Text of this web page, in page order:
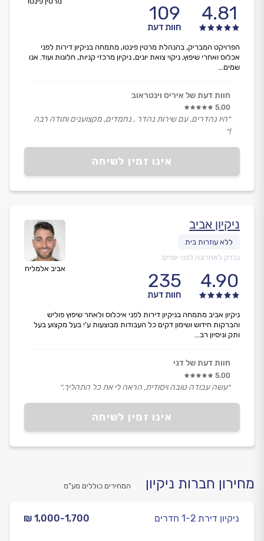
4.81
109
חוות דעת
אינו זמין לשיחה
הפרויקט המבריק, בהנהלת מרטין פינטו, מתמחה בניקיון דירות לפני
אכלוס ואחרי שיפוץ, ניקוי צואת יונים, ניקיון מרכזי קניות, חלונות ועוד. אנו
שמים...
חוות דעת של איריס וינטראוב
5.00
״היו נהדרים, עם שירות נהדר , נחמדים, מקצוענים ותודה רבה
!״
אביב אלמליח
ניקיון אביב
נבדק לאחרונה לפני יומיים
4.90
235
חוות דעת
אינו זמין לשיחה
ניקיון אביב מתמחה בניקיון דירות לפני איכלוס ולאחר שיפוץ פוליש
והברקות חידוש ושימון דקים כל העבודות מבוצעות ע'י בעל מקצוע בעל
ותק וניסיון רב...
חוות דעת של דני
5.00
״עשה עבודה טובה ויסודית, הראה לי את כל התהליך.״
מחירון חברות ניקיון המחירים כוללים מע”מ
₪ 1,000-1,700 ניקיון דירת 1-2 חדרים